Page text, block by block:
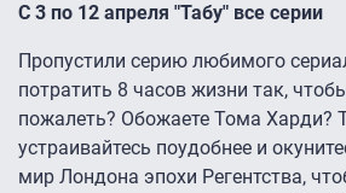
С 3 по 12 апреля "Табу" все серии
Пропустили серию любимого
потратить 8 часов жизни так,
пожалеть? Обожаете Тома Харди?
устраивайтесь поудобнее и
мир Лондона эпохи Регентства,